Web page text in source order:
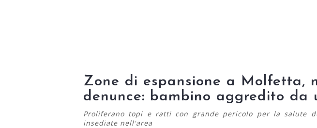
Zone di espansione a Molfetta,
denunce: bambino aggredito da
Proliferano topi e ratti con grande pericolo per la salute
insediate nell'area